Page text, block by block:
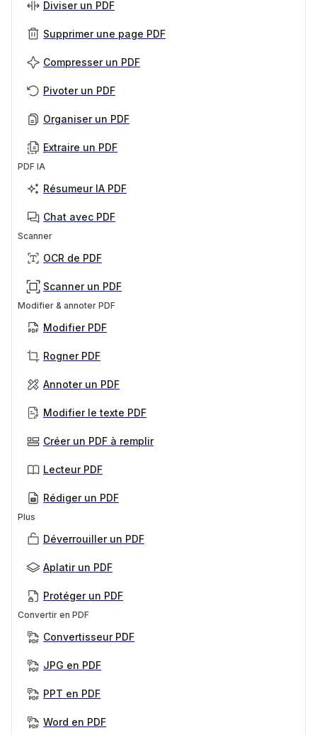
Diviser un PDF
Supprimer une page PDF
Compresser un PDF
Pivoter un PDF
Organiser un PDF
Extraire un PDF
PDF IA
Résumeur IA PDF
Chat avec PDF
Scanner
OCR de PDF
Scanner un PDF
Modifier & annoter PDF
Modifier PDF
Rogner PDF
Annoter un PDF
Modifier le texte PDF
Créer un PDF à remplir
Lecteur PDF
Rédiger un PDF
Plus
Déverrouiller un PDF
Aplatir un PDF
Protéger un PDF
Convertir en PDF
Convertisseur PDF
JPG en PDF
PPT en PDF
Word en PDF